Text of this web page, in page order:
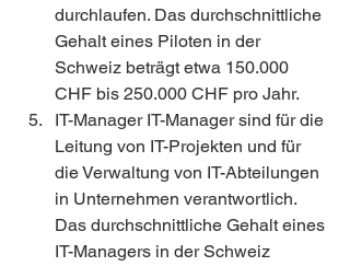
durchlaufen. Das durchschnittliche
Gehalt eines Piloten in der
Schweiz beträgt etwa 150.000
CHF bis 250.000 CHF pro Jahr.
IT-Manager IT-Manager sind für die
Leitung von IT-Projekten und für
die Verwaltung von IT-Abteilungen
in Unternehmen verantwortlich.
Das durchschnittliche Gehalt eines
IT-Managers in der Schweiz